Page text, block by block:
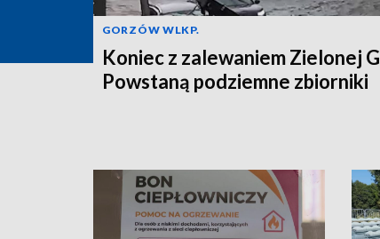
GORZÓW WLKP.
Koniec z zalewaniem Zielonej
Powstaną podziemne zbiorniki